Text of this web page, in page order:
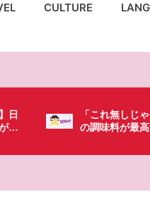
CULTURE
日本
沼っ
【韓国に
ブンイレ